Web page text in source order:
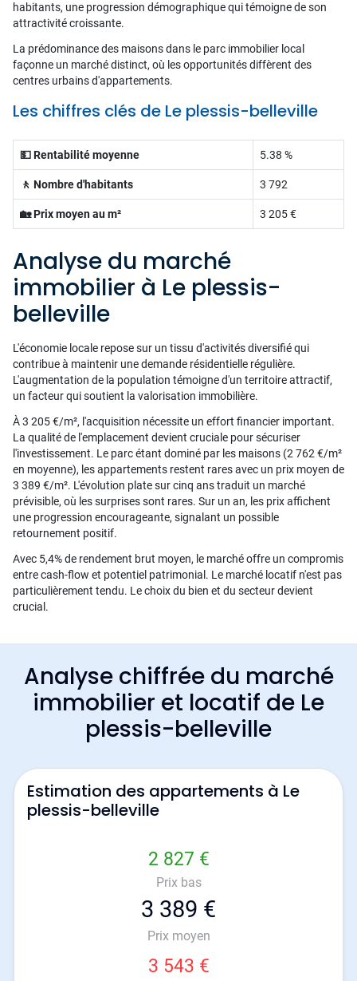
habitants, une progression démographique qui témoigne de son
attractivité croissante.
La prédominance des maisons dans le parc immobilier local
façonne un marché distinct, où les opportunités diffèrent des
centres urbains d'appartements.
Les chiffres clés de Le plessis-belleville
💵 Rentabilité moyenne 5.38 %
🚶 Nombre d'habitants 3 792
🏡 Prix moyen au m² 3 205 €
Analyse du marché
immobilier à Le plessis-
belleville
L'économie locale repose sur un tissu d'activités diversifié qui
contribue à maintenir une demande résidentielle régulière.
L'augmentation de la population témoigne d'un territoire attractif,
un facteur qui soutient la valorisation immobilière.
À 3 205 €/m², l'acquisition nécessite un effort financier important.
La qualité de l'emplacement devient cruciale pour sécuriser
l'investissement. Le parc étant dominé par les maisons (2 762 €/m²
en moyenne), les appartements restent rares avec un prix moyen de
3 389 €/m². L'évolution plate sur cinq ans traduit un marché
prévisible, où les surprises sont rares. Sur un an, les prix affichent
une progression encourageante, signalant un possible
retournement positif.
Avec 5,4% de rendement brut moyen, le marché offre un compromis
entre cash-flow et potentiel patrimonial. Le marché locatif n'est pas
particulièrement tendu. Le choix du bien et du secteur devient
crucial.
Analyse chiffrée du marché
immobilier et locatif de Le
plessis-belleville
Estimation des appartements à Le
plessis-belleville
2 827 €
Prix bas
3 389 €
Prix moyen
3 543 €